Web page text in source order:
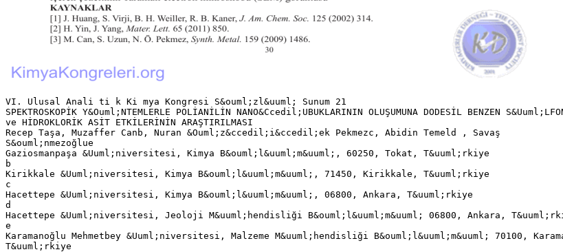
VI. Ulusal Anali̇ ti̇ k Ki̇ mya Kongresi S&ouml;zl&uuml; Sunum 21
SPEKTROSKOPİK Y&Ouml;NTEMLERLE POLİANİLİN NANO&Ccedil;UBUKLARININ OLUŞUMUNA DODESİL BENZEN
ve HİDROKLORİK ASİT ETKİLERİNİN ARAŞTIRILMASI
Recep Taşa, Muzaffer Canb, Nuran &Ouml;z&ccedil;i&ccedil;ek Pekmezc, Abidin Temeld , Savaş
S&ouml;nmezoğlue
Gaziosmanpaşa &Uuml;niversitesi, Kimya B&ouml;l&uuml;m&uuml;, 60250, Tokat, T&uuml;rkiye
b
Kirikkale &Uuml;niversitesi, Kimya B&ouml;l&uuml;m&uuml;, 71450, Kirikkale, T&uuml;rkiye
c
Hacettepe &Uuml;niversitesi, Kimya B&ouml;l&uuml;m&uuml;, 06800, Ankara, T&uuml;rkiye
d
Hacettepe &Uuml;niversitesi, Jeoloji M&uuml;hendisliği B&ouml;l&uuml;m&uuml; 06800, Ankara,
e
Karamanoğlu Mehmetbey &Uuml;niversitesi, Malzeme M&uuml;hendisliği B&ouml;l&uuml;m&uuml; 70100,
T&uuml;rkiye